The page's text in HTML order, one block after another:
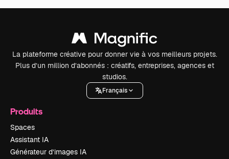
La plateforme créative pour donner vie à vos meilleurs projets.
Plus d’un million d’abonnés : créatifs, entreprises, agences et
studios.
Français
Produits
Spaces
Assistant IA
Générateur d’images IA